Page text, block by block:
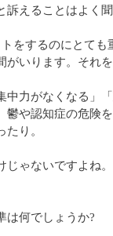
えることはよく
をするのにとても
いります。それを
力がなくなる」
や認知症の危険
り。
ゃないですよね。
は何でしょうか?